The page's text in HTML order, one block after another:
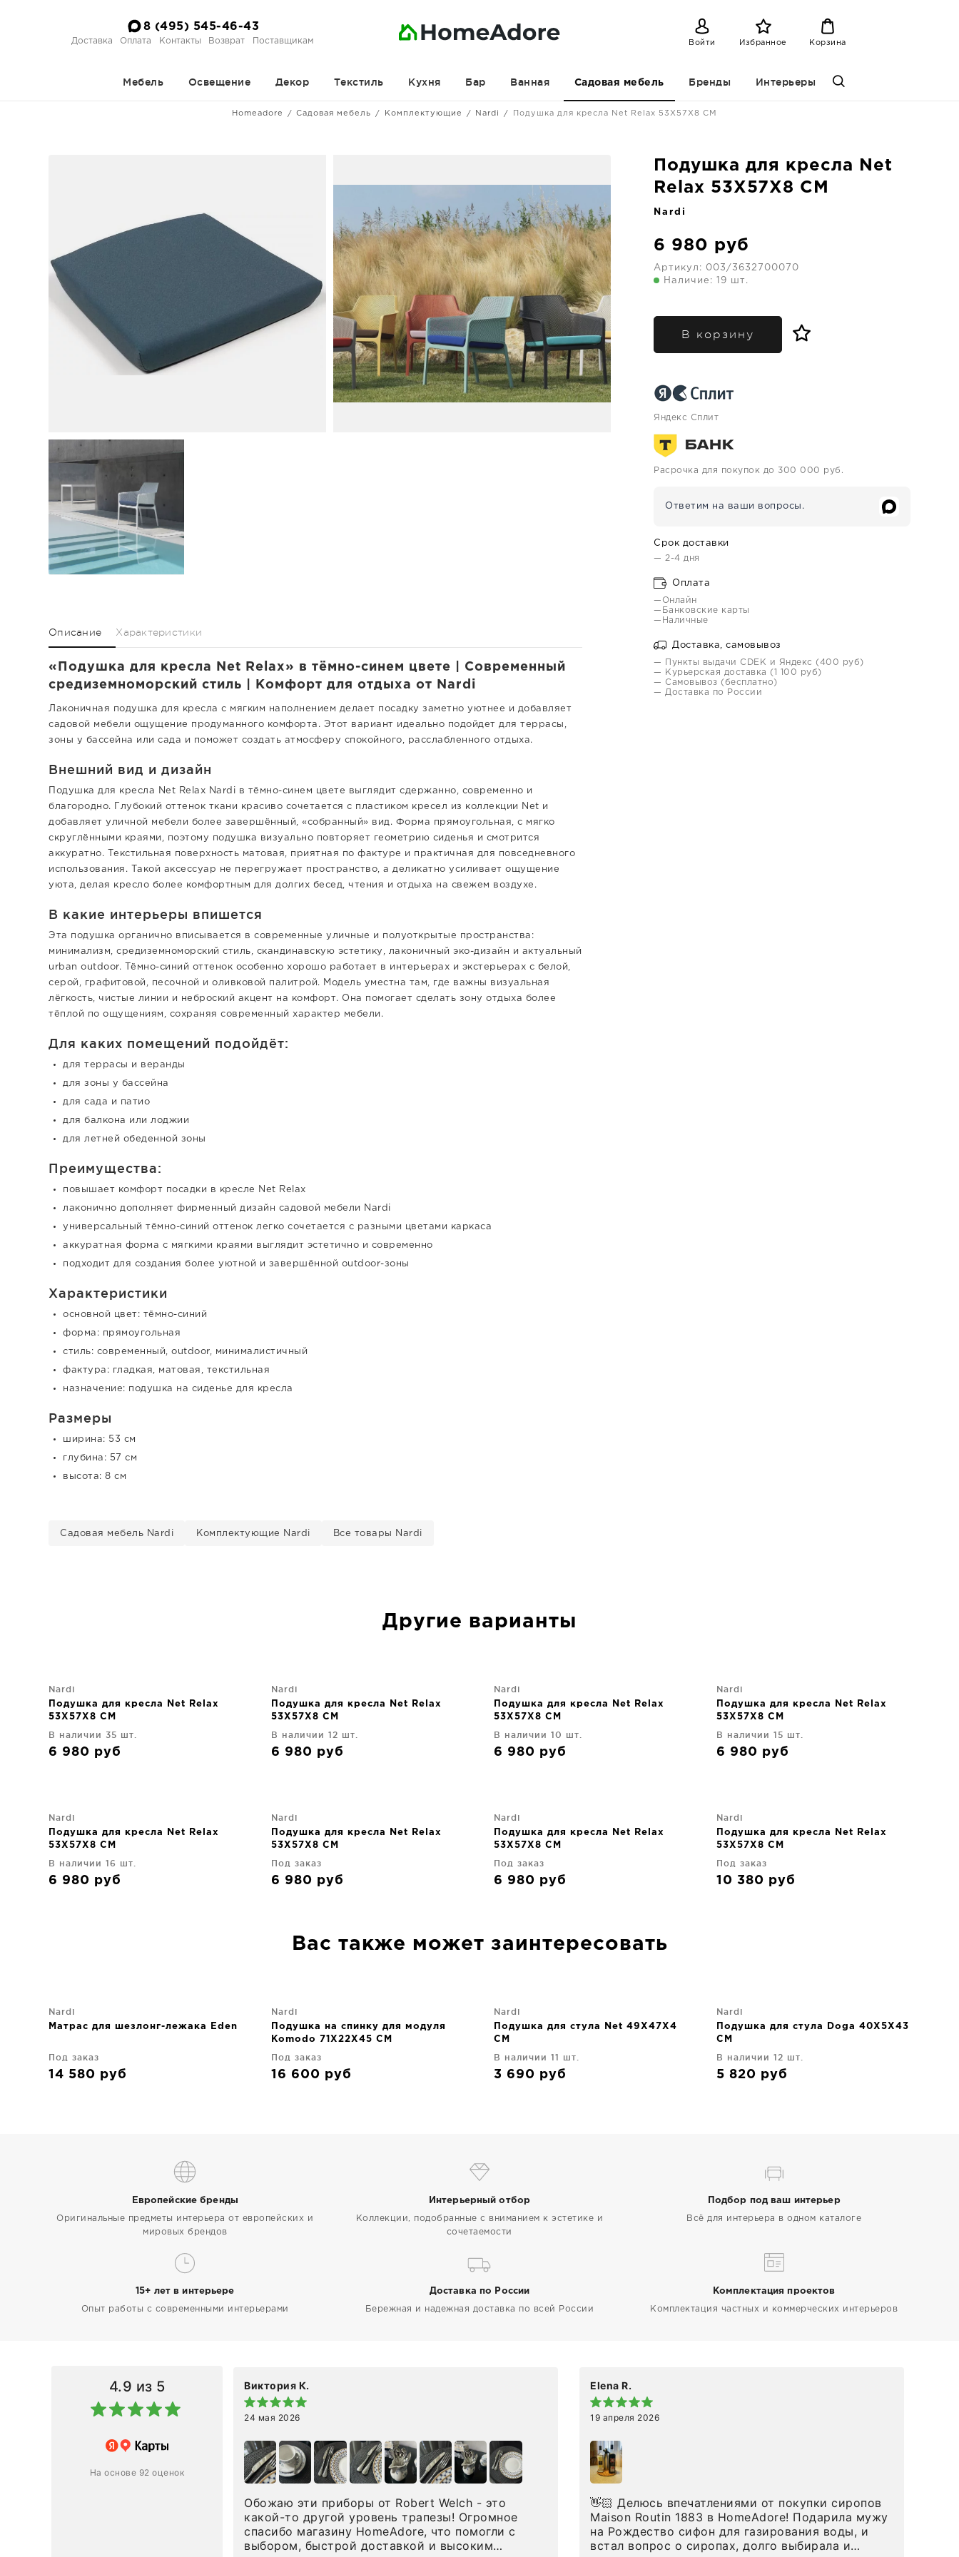
8 (495) 545-46-43
Доставка Оплата Контакты Возврат Поставщикам Войти Избранное Корзина
Мебель Освещение Декор Текстиль Кухня Бар Ванная Садовая мебель Бренды Интерьеры
Homeadore Садовая мебель Комплектующие Nardi Подушка для кресла Net Relax 53X57X8 CM
Подушка для кресла Net
Relax 53X57X8 CM
Nardi
6 980 руб
Артикул: 003/3632700070
Наличие: 19 шт.
В корзину
Яндекс Сплит
Расрочка для покупок до 300 000 руб.
Ответим на ваши вопросы.
Срок доставки
— 2-4 дня
Оплата
—Онлайн
—Банковские карты
—Наличные
Доставка, самовывоз
— Пункты выдачи CDEK и Яндекс (400 руб)
— Курьерская доставка (1 100 руб)
— Самовывоз (бесплатно)
— Доставка по России
Описание Характеристики
«Подушка для кресла Net Relax» в тёмно-синем цвете | Современный
средиземноморский стиль | Комфорт для отдыха от Nardi
Лаконичная подушка для кресла с мягким наполнением делает посадку заметно уютнее и добавляет
садовой мебели ощущение продуманного комфорта. Этот вариант идеально подойдет для террасы,
зоны у бассейна или сада и поможет создать атмосферу спокойного, расслабленного отдыха.
Внешний вид и дизайн
Подушка для кресла Net Relax Nardi в тёмно-синем цвете выглядит сдержанно, современно и
благородно. Глубокий оттенок ткани красиво сочетается с пластиком кресел из коллекции Net и
добавляет уличной мебели более завершённый, «собранный» вид. Форма прямоугольная, с мягко
скруглёнными краями, поэтому подушка визуально повторяет геометрию сиденья и смотрится
аккуратно. Текстильная поверхность матовая, приятная по фактуре и практичная для повседневного
использования. Такой аксессуар не перегружает пространство, а деликатно усиливает ощущение
уюта, делая кресло более комфортным для долгих бесед, чтения и отдыха на свежем воздухе.
В какие интерьеры впишется
Эта подушка органично вписывается в современные уличные и полуоткрытые пространства:
минимализм, средиземноморский стиль, скандинавскую эстетику, лаконичный эко-дизайн и актуальный
urban outdoor. Тёмно-синий оттенок особенно хорошо работает в интерьерах и экстерьерах с белой,
серой, графитовой, песочной и оливковой палитрой. Модель уместна там, где важны визуальная
лёгкость, чистые линии и неброский акцент на комфорт. Она помогает сделать зону отдыха более
тёплой по ощущениям, сохраняя современный характер мебели.
Для каких помещений подойдёт:
для террасы и веранды
для зоны у бассейна
для сада и патио
для балкона или лоджии
для летней обеденной зоны
Преимущества:
повышает комфорт посадки в кресле Net Relax
лаконично дополняет фирменный дизайн садовой мебели Nardi
универсальный тёмно-синий оттенок легко сочетается с разными цветами каркаса
аккуратная форма с мягкими краями выглядит эстетично и современно
подходит для создания более уютной и завершённой outdoor-зоны
Характеристики
основной цвет: тёмно-синий
форма: прямоугольная
стиль: современный, outdoor, минималистичный
фактура: гладкая, матовая, текстильная
назначение: подушка на сиденье для кресла
Размеры
ширина: 53 см
глубина: 57 см
высота: 8 см
Садовая мебель Nardi Комплектующие Nardi Все товары Nardi
Другие варианты
Nardi
Подушка для кресла Net Relax
53X57X8 CM
В наличии 35 шт.
6 980 руб
Nardi
Подушка для кресла Net Relax
53X57X8 CM
В наличии 12 шт.
6 980 руб
Nardi
Подушка для кресла Net Relax
53X57X8 CM
В наличии 10 шт.
6 980 руб
Nardi
Подушка для кресла Net Relax
53X57X8 CM
В наличии 15 шт.
6 980 руб
Nardi
Подушка для кресла Net Relax
53X57X8 CM
В наличии 16 шт.
6 980 руб
Nardi
Подушка для кресла Net Relax
53X57X8 CM
Под заказ
6 980 руб
Nardi
Подушка для кресла Net Relax
53X57X8 CM
Под заказ
6 980 руб
Nardi
Подушка для кресла Net Relax
53X57X8 CM
Под заказ
10 380 руб
Вас также может заинтересовать
Nardi
Матрас для шезлонг-лежака Eden
Под заказ
14 580 руб
Nardi
Подушка на спинку для модуля
Komodo 71X22X45 CM
Под заказ
16 600 руб
Nardi
Подушка для стула Net 49X47X4
CM
В наличии 11 шт.
3 690 руб
Nardi
Подушка для стула Doga 40X5X43
CM
В наличии 12 шт.
5 820 руб
Европейские бренды
Оригинальные предметы интерьера от европейских и
мировых брендов
Интерьерный отбор
Коллекции, подобранные с вниманием к эстетике и
сочетаемости
Подбор под ваш интерьер
Всё для интерьера в одном каталоге
15+ лет в интерьере
Опыт работы с современными интерьерами
Доставка по России
Бережная и надежная доставка по всей России
Комплектация проектов
Комплектация частных и коммерческих интерьеров
4.9 из 5
На основе 92 оценок
магазину за оперативную
приехал ко мне целым и
Виктория К.
24 мая 2026
Обожаю эти приборы от Robert Welch - это
какой-то другой уровень трапезы! Огромное
спасибо магазину HomeAdore, что помогли с
выбором, быстрой доставкой и высоким
Elena R.
19 апреля 2026
👋🏻 Делюсь впечатлениями от покупки сиропов
Maison Routin 1883 в HomeAdore! Подарила мужу
на Рождество сифон для газирования воды, и
встал вопрос о сиропах, долго выбирала и